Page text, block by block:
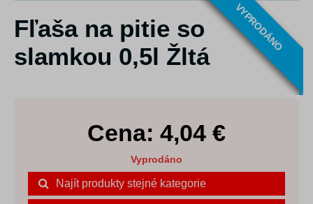
VYPRODÁNO
Fľaša na pitie so
slamkou 0,5l Žltá
Cena: 4,04 €
Vyprodáno
Najít produkty stejné kategorie